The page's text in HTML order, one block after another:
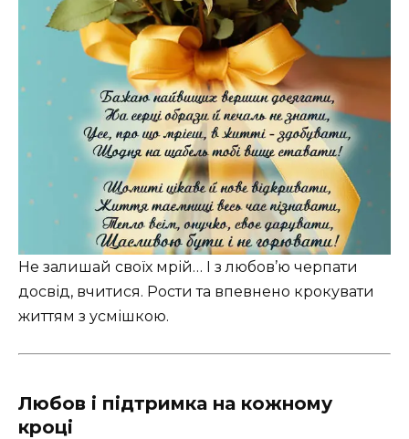
Не залишай своїх мрій… І з любов’ю черпати
досвід, вчитися. Рости та впевнено крокувати
життям з усмішкою.
Любов і підтримка на кожному
кроці